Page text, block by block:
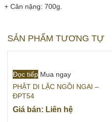
+ Cân nặng: 700g.
SẢN PHẨM TƯƠNG TỰ
Đọc tiếp Mua ngay
PHẬT DI LẶC NGỒI NGAI –
ĐPT54
Giá bán: Liên hệ